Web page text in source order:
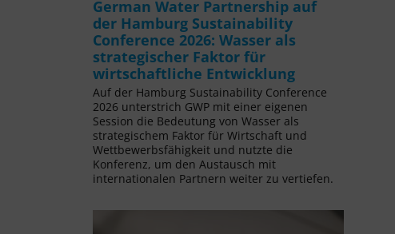
German Water Partnership auf
der Hamburg Sustainability
Conference 2026: Wasser als
strategischer Faktor für
wirtschaftliche Entwicklung
Auf der Hamburg Sustainability Conference
2026 unterstrich GWP mit einer eigenen
Session die Bedeutung von Wasser als
strategischem Faktor für Wirtschaft und
Wettbewerbsfähigkeit und nutzte die
Konferenz, um den Austausch mit
internationalen Partnern weiter zu vertiefen.